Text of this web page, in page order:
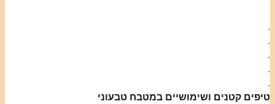
.
.
.
.
.
טיפים קטנים ושימושיים במטבח טבעוני